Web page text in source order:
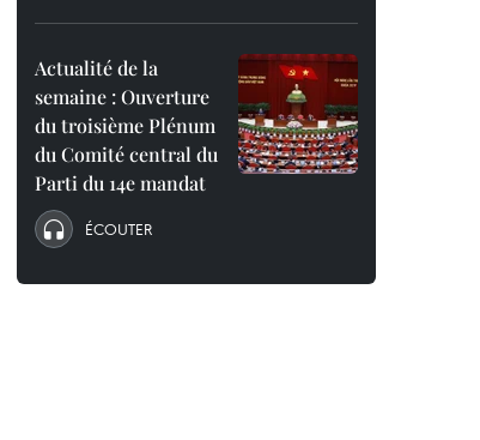
Actualité de la
semaine : Ouverture
du troisième Plénum
du Comité central du
Parti du 14e mandat
ÉCOUTER